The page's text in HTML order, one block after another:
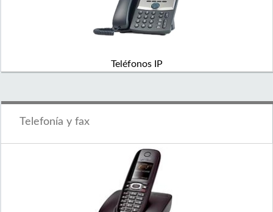
Teléfonos IP
Telefonía y fax